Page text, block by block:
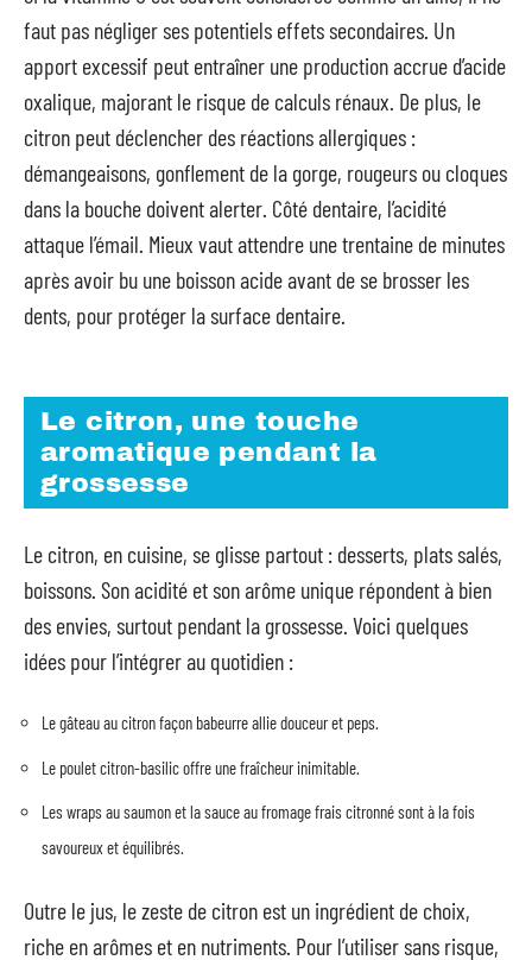
faut pas négliger ses potentiels effets secondaires. Un
apport excessif peut entraîner une production accrue d’acide
oxalique, majorant le risque de calculs rénaux. De plus, le
citron peut déclencher des réactions allergiques :
démangeaisons, gonflement de la gorge, rougeurs ou cloques
dans la bouche doivent alerter. Côté dentaire, l’acidité
attaque l’émail. Mieux vaut attendre une trentaine de minutes
après avoir bu une boisson acide avant de se brosser les
dents, pour protéger la surface dentaire.
Le citron, une touche
aromatique pendant la
grossesse
Le citron, en cuisine, se glisse partout : desserts, plats salés,
boissons. Son acidité et son arôme unique répondent à bien
des envies, surtout pendant la grossesse. Voici quelques
idées pour l’intégrer au quotidien :
Le gâteau au citron façon babeurre allie douceur et peps.
Le poulet citron-basilic offre une fraîcheur inimitable.
Les wraps au saumon et la sauce au fromage frais citronné sont à la fois
savoureux et équilibrés.
Outre le jus, le zeste de citron est un ingrédient de choix,
riche en arômes et en nutriments. Pour l’utiliser sans risque,